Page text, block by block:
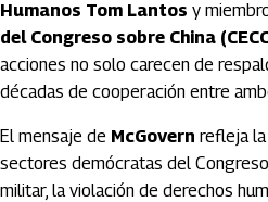
Humanos Tom Lantos y
del Congreso sobre China
acciones no solo carecen de
décadas de cooperación entre
El mensaje de McGovern refleja
sectores demócratas del
militar, la violación de derechos